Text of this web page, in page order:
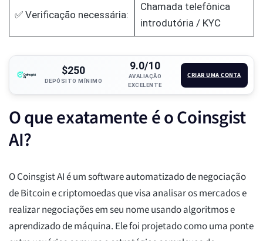
✅ Verificação necessária:
Chamada telefônica
introdutória / KYC
$250
DEPÓSITO MÍNIMO
9.0/10
AVALIAÇÃO
EXCELENTE
CRIAR UMA CONTA
O que exatamente é o Coinsgist
AI?
O Coinsgist AI é um software automatizado de negociação
de Bitcoin e criptomoedas que visa analisar os mercados e
realizar negociações em seu nome usando algoritmos e
aprendizado de máquina. Ele foi projetado como uma ponte